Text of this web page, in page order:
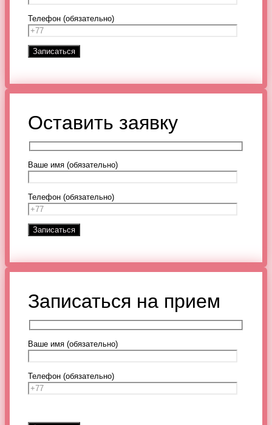
Телефон (обязательно)
Оставить заявку
Ваше имя (обязательно)
Телефон (обязательно)
Записаться на прием
Ваше имя (обязательно)
Телефон (обязательно)